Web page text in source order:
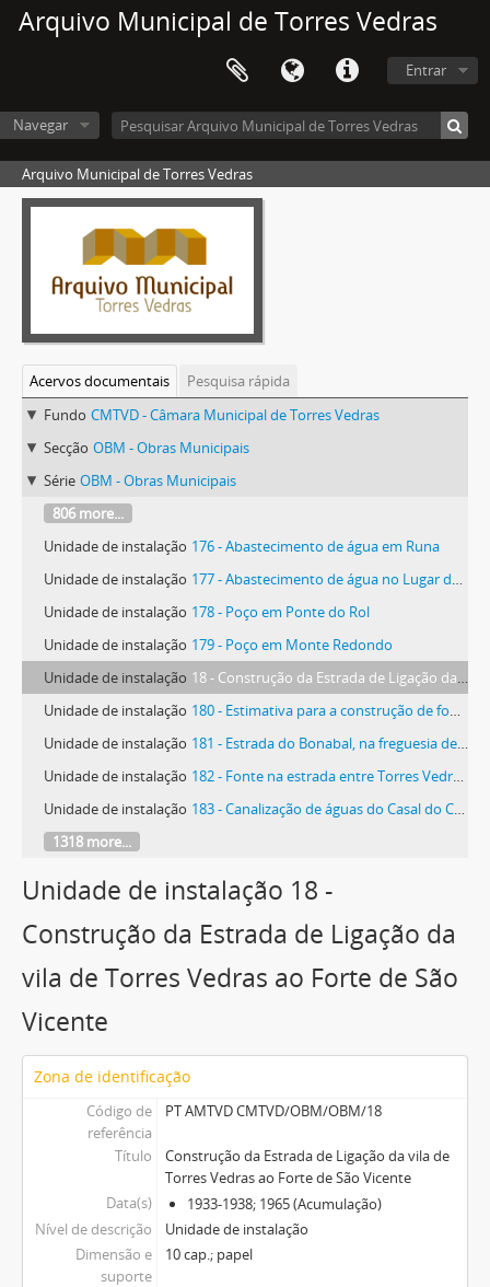
Arquivo Municipal de Torres Vedras
Entrar
Navegar
Arquivo Municipal de Torres Vedras
Acervos documentais
Pesquisa rápida
Fundo CMTVD - Câmara Municipal de Torres Vedras
Secção OBM - Obras Municipais
Série OBM - Obras Municipais
806 more...
Unidade de instalação 176 - Abastecimento de água em Runa
Unidade de instalação 177 - Abastecimento de água no Lugar da Buligueira, na freguesia de Dois Portos
Unidade de instalação 178 - Poço em Ponte do Rol
Unidade de instalação 179 - Poço em Monte Redondo
Unidade de instalação 18 - Construção da Estrada de Ligação da vila de Torres Vedras ao Forte de São Vicente
Unidade de instalação 180 - Estimativa para a construção de fonte e lavadouro na Zurrigueira, na freguesia de Matacães
Unidade de instalação 181 - Estrada do Bonabal, na freguesia de São Mamede da Ventosa
Unidade de instalação 182 - Fonte na estrada entre Torres Vedras e o Cadaval, no Sarge
Unidade de instalação 183 - Canalização de águas do Casal do Chafariz para o Largo da Graça
1318 more...
Unidade de instalação 18 -
Construção da Estrada de Ligação da
vila de Torres Vedras ao Forte de São
Vicente
Zona de identificação
Código de
referência
PT AMTVD CMTVD/OBM/OBM/18
Título
Construção da Estrada de Ligação da vila de
Torres Vedras ao Forte de São Vicente
Data(s)
1933-1938; 1965 (Acumulação)
Nível de descrição
Unidade de instalação
Dimensão e
suporte
10 cap.; papel